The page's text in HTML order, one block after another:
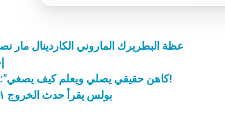
عظة البطريرك الماروني الكاردينال مار
"كاهن حقيقي يصلي ويعلم كيف يصغي": إنه البابا فرنسيس!
بولس يقرأ حدث الخروج ١ قورنتس ١٠: ١-١٣